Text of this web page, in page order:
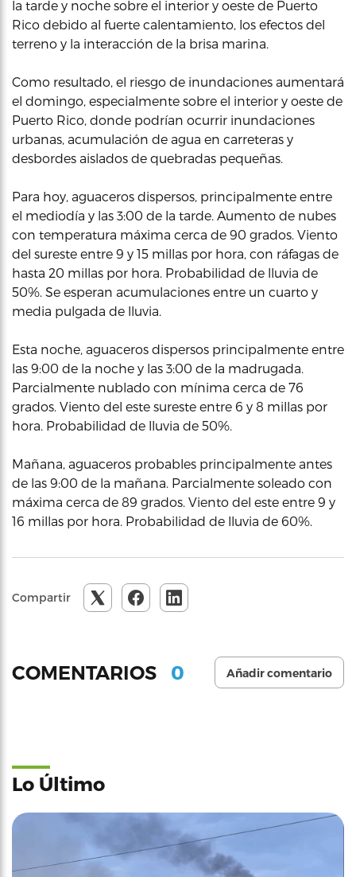
la tarde y noche sobre el interior y oeste de Puerto
Rico debido al fuerte calentamiento, los efectos del
terreno y la interacción de la brisa marina.
Como resultado, el riesgo de inundaciones aumentará
el domingo, especialmente sobre el interior y oeste de
Puerto Rico, donde podrían ocurrir inundaciones
urbanas, acumulación de agua en carreteras y
desbordes aislados de quebradas pequeñas.
Para hoy, aguaceros dispersos, principalmente entre
el mediodía y las 3:00 de la tarde. Aumento de nubes
con temperatura máxima cerca de 90 grados. Viento
del sureste entre 9 y 15 millas por hora, con ráfagas de
hasta 20 millas por hora. Probabilidad de lluvia de
50%. Se esperan acumulaciones entre un cuarto y
media pulgada de lluvia.
Esta noche, aguaceros dispersos principalmente entre
las 9:00 de la noche y las 3:00 de la madrugada.
Parcialmente nublado con mínima cerca de 76
grados. Viento del este sureste entre 6 y 8 millas por
hora. Probabilidad de lluvia de 50%.
Mañana, aguaceros probables principalmente antes
de las 9:00 de la mañana. Parcialmente soleado con
máxima cerca de 89 grados. Viento del este entre 9 y
16 millas por hora. Probabilidad de lluvia de 60%.
Compartir
COMENTARIOS 0 Añadir comentario
Lo Último